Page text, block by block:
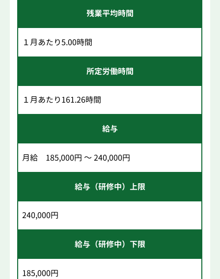
残業平均時間
１月あたり5.00時間
所定労働時間
１月あたり161.26時間
給与
月給 185,000円 ～ 240,000円
給与（研修中）上限
240,000円
給与（研修中）下限
185,000円